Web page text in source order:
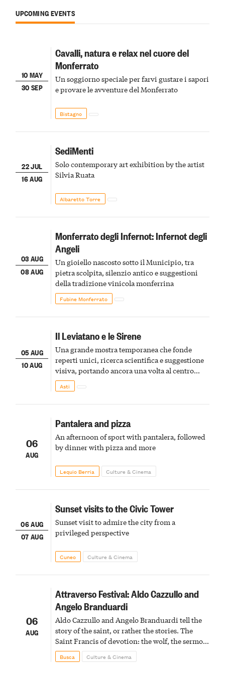
UPCOMING EVENTS
10 MAY
30 SEP
Cavalli, natura e relax nel cuore del
Monferrato
Un soggiorno speciale per farvi gustare i sapori
e provare le avventure del Monferrato
Bistagno
22 JUL
16 AUG
SediMenti
Solo contemporary art exhibition by the artist
Silvia Ruata
Albaretto Torre
03 AUG
08 AUG
Monferrato degli Infernot: Infernot degli
Angeli
Un gioiello nascosto sotto il Municipio, tra
pietra scolpita, silenzio antico e suggestioni
della tradizione vinicola monferrina
Fubine Monferrato
05 AUG
10 AUG
Il Leviatano e le Sirene
Una grande mostra temporanea che fonde
reperti unici, ricerca scientifica e suggestione
visiva, portando ancora una volta al centro
della scena le meraviglie del passato astigiano
Asti
06
AUG
Pantalera and pizza
An afternoon of sport with pantalera, followed
by dinner with pizza and more
Lequio Berria Culture & Cinema
06 AUG
07 AUG
Sunset visits to the Civic Tower
Sunset visit to admire the city from a
privileged perspective
Cuneo Culture & Cinema
06
AUG
Attraverso Festival: Aldo Cazzullo and
Angelo Branduardi
Aldo Cazzullo and Angelo Branduardi tell the
story of the saint, or rather the stories. The
Saint Francis of devotion: the wolf, the sermon
to the birds, the stigmata
Busca Culture & Cinema